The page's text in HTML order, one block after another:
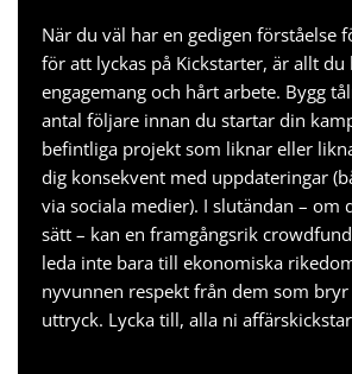
När du väl har en gedigen förståelse
för att lyckas på Kickstarter, är allt du
engagemang och hårt arbete. Bygg
antal följare innan du startar din
befintliga projekt som liknar eller
dig konsekvent med uppdateringar
via sociala medier). I slutändan – om
sätt – kan en framgångsrik
leda inte bara till ekonomiska
nyvunnen respekt från dem som
uttryck. Lycka till, alla ni